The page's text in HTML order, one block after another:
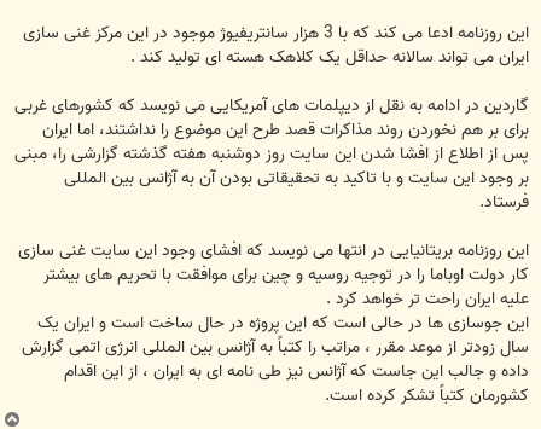
این روزنامه ادعا می کند که با 3 هزار سانتریفیوژ موجود در این مرکز غنی سازی
ایران می تواند سالانه حداقل یک کلاهک هسته ای تولید کند .
گاردین در ادامه به نقل از دیپلمات های آمریکایی می نویسد که کشور‌های غربی
برای بر هم نخوردن روند مذاکرات قصد طرح این موضوع را نداشتند، اما ایران
پس از اطلاع از افشا شدن این سایت روز دوشنبه هفته گذشته گزارشی را، مبنی
بر وجود این سایت و با تاکید به تحقیقاتی‌ بودن آن به آژانس بین المللی
فرستاد.
این روزنامه بریتانیایی در انتها می نویسد که افشای وجود این سایت غنی سازی
کار دولت اوباما را در توجیه روسیه و چین برای موافقت با تحریم های بیشتر
علیه ایران راحت تر خواهد کرد .
این جوسازی ها در حالی است که این پروژه در حال ساخت است و ایران یک
سال زودتر از موعد مقرر ، مراتب را کتباً به آژانس بین المللی انرژی اتمی گزارش
داده و جالب این جاست که آژانس نیز طی نامه ای به ایران ، از این اقدام
کشورمان کتباً تشکر کرده است.